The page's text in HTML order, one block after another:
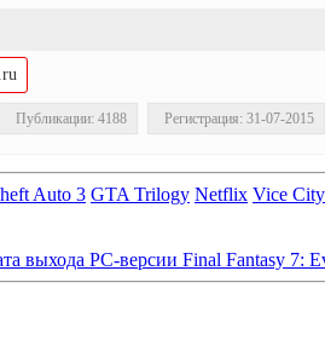
Публикации: 4188 Регистрация: 31-07-2015
Auto 3 GTA Trilogy Netflix Vice
выхода PC-версии Final Fantasy 7: